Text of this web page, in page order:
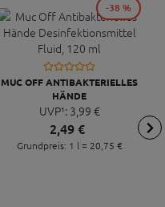
MUC OFF ANTIBAKTERIELLES
HÄNDE
DESINFEKTIONSMITTEL FLUID,
120 ML
UVP¹: 3,99 €
2,49€
-38 %
Grundpreis: 1 l = 20,75 €